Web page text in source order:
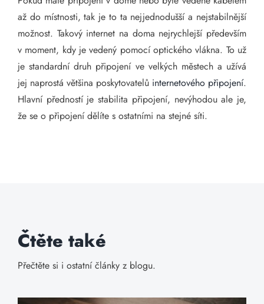
až do místnosti, tak je to ta nejjednodušší a nejstabilnější
možnost. Takový internet na doma nejrychlejší především
v moment, kdy je vedený pomocí optického vlákna. To už
je standardní druh připojení ve velkých městech a užívá
jej naprostá většina poskytovatelů internetového připojení.
Hlavní předností je stabilita připojení, nevýhodou ale je,
že se o připojení dělíte s ostatními na stejné síti.
Čtěte také
Přečtěte si i ostatní články z blogu.